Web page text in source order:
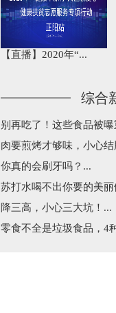
【直播】2020年“...
综合
别再吃了！这些食品被
肉要煎烤才够味，小心
你真的会刷牙吗？...
苏打水喝不出你要的美丽
降三高，小心三大坑！...
零食不全是垃圾食品，4